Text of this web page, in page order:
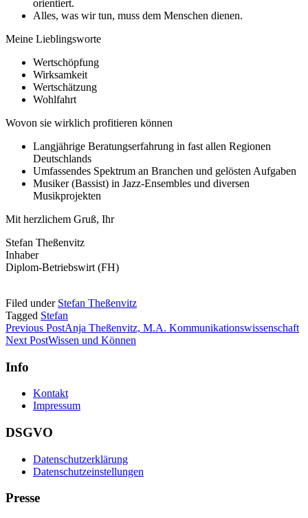
orientiert.
Alles, was wir tun, muss dem Menschen dienen.
Meine Lieblingsworte
Wertschöpfung
Wirksamkeit
Wertschätzung
Wohlfahrt
Wovon sie wirklich profitieren können
Langjährige Beratungserfahrung in fast allen Regionen
Deutschlands
Umfassendes Spektrum an Branchen und gelösten Aufgaben
Musiker (Bassist) in Jazz-Ensembles und diversen
Musikprojekten
Mit herzlichem Gruß, Ihr
Stefan Theßenvitz
Inhaber
Diplom-Betriebswirt (FH)
Filed under Stefan Theßenvitz
Tagged Stefan
Previous PostAnja Theßenvitz, M.A. Kommunikationswissenschaft
Next PostWissen und Können
Info
Kontakt
Impressum
DSGVO
Datenschutzerklärung
Datenschutzeinstellungen
Presse